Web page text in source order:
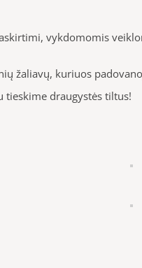
vykdomomis
žaliavų, kuriuos
tieskime draugystės tiltus!